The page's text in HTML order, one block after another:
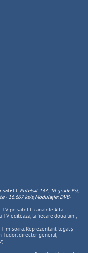
satelit: Eutelsat 16A, 16 grade Est,
- 16.667 ks/s, Modulație: DVB-
pe satelit: canalele Alfa
TV editeaza, la fiecare doua luni,
Timisoara. Reprezentant legal și
Tudor: director general,